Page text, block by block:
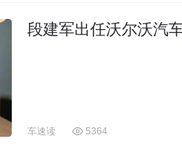
段建军出任沃尔沃汽
车速读 5364